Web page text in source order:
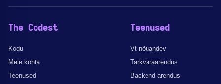
The Codest
Kodu
Meie kohta
Teenused
Teenused
Vt nõuandev
Tarkvaraarendus
Backend arendus